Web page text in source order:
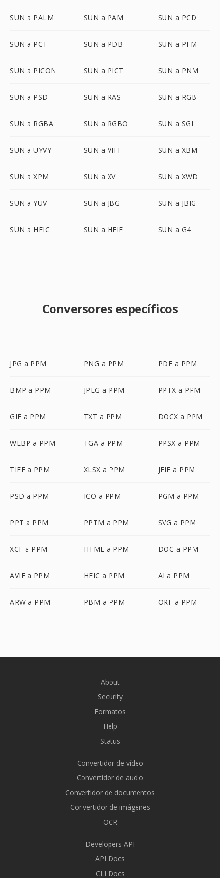
SUN a PALM SUN a PAM SUN a PCD
SUN a PCT SUN a PDB SUN a PFM
SUN a PICON SUN a PICT SUN a PNM
SUN a PSD SUN a RAS SUN a RGB
SUN a RGBA SUN a RGBO SUN a SGI
SUN a UYVY SUN a VIFF SUN a XBM
SUN a XPM SUN a XV SUN a XWD
SUN a YUV SUN a JBG SUN a JBIG
SUN a HEIC SUN a HEIF SUN a G4
Conversores específicos
JPG a PPM PNG a PPM PDF a PPM
BMP a PPM JPEG a PPM PPTX a PPM
GIF a PPM TXT a PPM DOCX a PPM
WEBP a PPM TGA a PPM PPSX a PPM
TIFF a PPM XLSX a PPM JFIF a PPM
PSD a PPM ICO a PPM PGM a PPM
PPT a PPM PPTM a PPM SVG a PPM
XCF a PPM HTML a PPM DOC a PPM
AVIF a PPM HEIC a PPM AI a PPM
ARW a PPM PBM a PPM ORF a PPM
About
Security
Formatos
Help
Status
Convertidor de vídeo
Convertidor de audio
Convertidor de documentos
Convertidor de imágenes
OCR
Developers API
API Docs
CLI Docs